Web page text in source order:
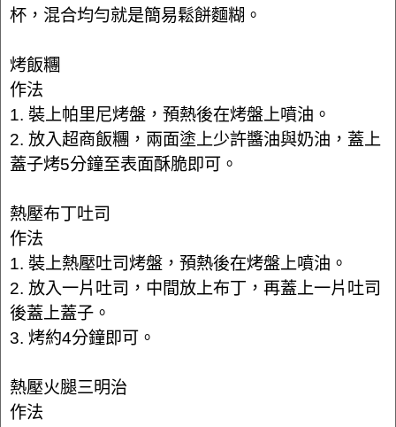
杯，混合均勻就是簡易鬆餅麵糊。
烤飯糰
作法
1. 裝上帕里尼烤盤，預熱後在烤盤上噴油。
2. 放入超商飯糰，兩面塗上少許醬油與奶油，蓋上
蓋子烤5分鐘至表面酥脆即可。
熱壓布丁吐司
作法
1. 裝上熱壓吐司烤盤，預熱後在烤盤上噴油。
2. 放入一片吐司，中間放上布丁，再蓋上一片吐司
後蓋上蓋子。
3. 烤約4分鐘即可。
熱壓火腿三明治
作法